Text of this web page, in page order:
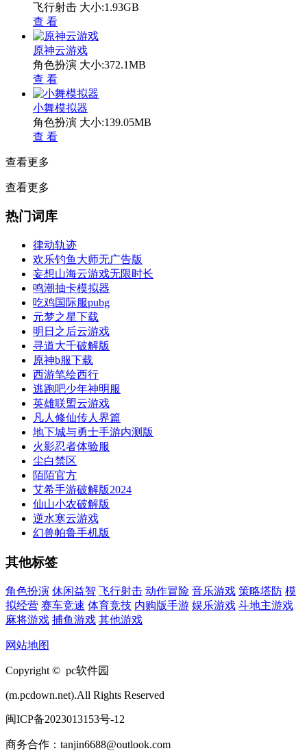
飞行射击 大小:1.93GB
查 看
原神云游戏
角色扮演 大小:372.1MB
查 看
小舞模拟器
角色扮演 大小:139.05MB
查 看
查看更多
查看更多
热门词库
律动轨迹
欢乐钓鱼大师无广告版
妄想山海云游戏无限时长
鸣潮抽卡模拟器
吃鸡国际服pubg
元梦之星下载
明日之后云游戏
寻道大千破解版
原神b服下载
西游笔绘西行
逃跑吧少年神明服
英雄联盟云游戏
凡人修仙传人界篇
地下城与勇士手游内测版
火影忍者体验服
尘白禁区
陌陌官方
艾希手游破解版2024
仙山小农破解版
逆水寒云游戏
幻兽帕鲁手机版
其他标签
角色扮演 休闲益智 飞行射击 动作冒险 音乐游戏 策略塔防 模
拟经营 赛车竞速 体育竞技 内购版手游 娱乐游戏 斗地主游戏
麻将游戏 捕鱼游戏 其他游戏
网站地图
Copyright © pc软件园
(m.pcdown.net).All Rights Reserved
闽ICP备2023013153号-12
商务合作：tanjin6688@outlook.com